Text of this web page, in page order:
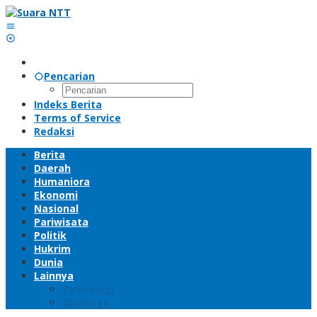
Lewati
ke
konten
Pencarian
Indeks Berita
Terms of Service
Redaksi
Berita
Daerah
Humaniora
Ekonomi
Nasional
Pariwisata
Politik
Hukrim
Dunia
Lainnya
Teknologi
Olahraga